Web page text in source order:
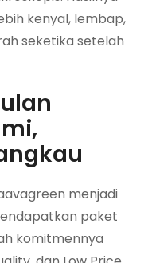
kenyal, lembap,
seketika setelah
menjadi
paket
komitmennya